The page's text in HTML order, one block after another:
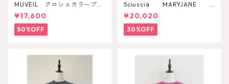
MUVEIL クロシェカラープル
オーバー
¥17,600
50%OFF
Sciuscià MARYJANE
（ARTICHOKE）
¥20,020
30%OFF